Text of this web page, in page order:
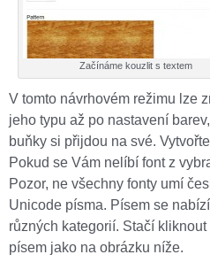
Začínáme kouzlit s textem
V tomto návrhovém režimu lze
jeho typu až po nastavení
buňky si přijdou na své.
Pokud se Vám nelíbí font z
Pozor, ne všechny fonty umí
Unicode písma. Písem se
různých kategorií. Stačí
písem jako na obrázku níže.